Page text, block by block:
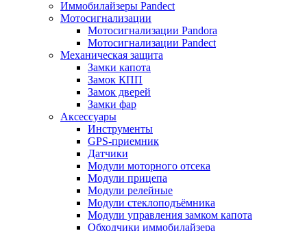
Иммобилайзеры Pandect
Мотосигнализации
Мотосигнализации Pandora
Мотосигнализации Pandect
Механическая защита
Замки капота
Замок КПП
Замок дверей
Замки фар
Аксессуары
Инструменты
GPS-приемник
Датчики
Модули моторного отсека
Модули прицепа
Модули релейные
Модули стеклоподъёмника
Модули управления замком капота
Обходчики иммобилайзера